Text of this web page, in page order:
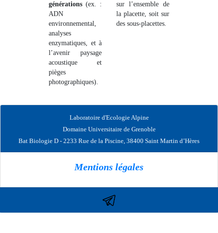
générations (ex. :
ADN
environnemental,
analyses
enzymatiques, et à
l’avenir paysage
acoustique et
pièges
photographiques).
sur l’ensemble de
la placette, soit sur
des sous-placettes.
Laboratoire d'Ecologie Alpine
Domaine Universitaire de Grenoble
Bat Biologie D - 2233 Rue de la Piscine, 38400 Saint Martin d’Hères
Mentions légales